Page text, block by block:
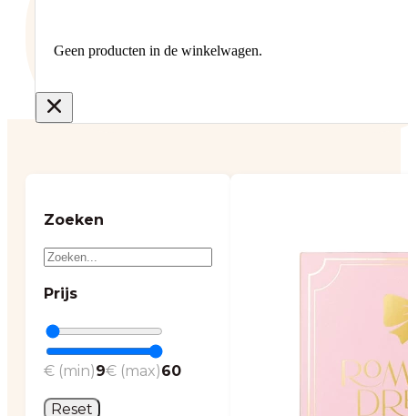
Geen producten in de winkelwagen.
Zoeken
Prijs
€ (min)9€ (max)60
Reset